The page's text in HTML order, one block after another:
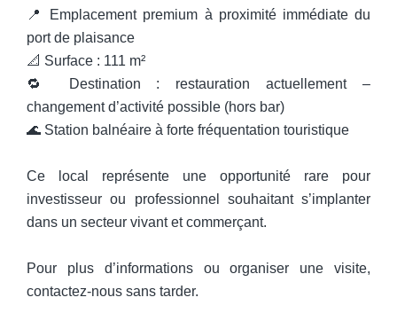
📍 Emplacement premium à proximité immédiate du
port de plaisance
📐 Surface : 111 m²
🔁 Destination : restauration actuellement –
changement d’activité possible (hors bar)
🌊 Station balnéaire à forte fréquentation touristique
Ce local représente une opportunité rare pour
investisseur ou professionnel souhaitant s’implanter
dans un secteur vivant et commerçant.
Pour plus d’informations ou organiser une visite,
contactez-nous sans tarder.